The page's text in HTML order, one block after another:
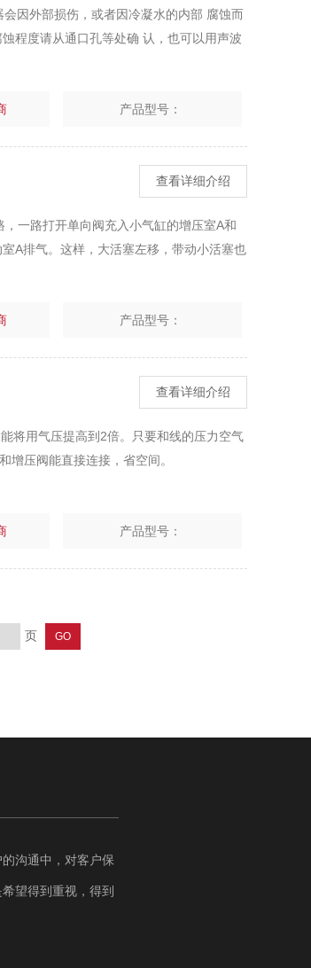
因外部损伤，或者因冷凝水的内部 腐蚀而
程度请从通口孔等处确 认，也可以用声波
产品型号：
查看详细介绍
一路打开单向阀充入小气缸的增压室A和
A排气。这样，大活塞左移，带动小活塞也
产品型号：
查看详细介绍
将用气压提高到2倍。只要和线的压力空气
增压阀能直接连接，省空间。
产品型号：
页
沟通中，对客户保
望得到重视，得到